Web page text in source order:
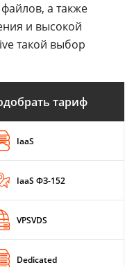
а также
и высокой
такой выбор
тариф
IaaS
IaaS ФЗ-152
VPSVDS
Dedicated